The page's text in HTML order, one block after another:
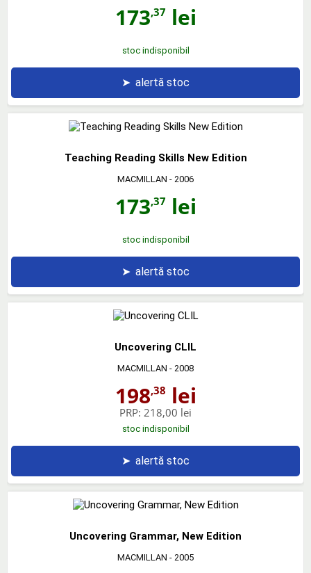
173,37lei
stoc indisponibil
➤ alertă stoc
Teaching Reading Skills New Edition
MACMILLAN - 2006
173,37lei
stoc indisponibil
➤ alertă stoc
Uncovering CLIL
MACMILLAN - 2008
198,38 lei
PRP: 218,00 lei
stoc indisponibil
➤ alertă stoc
Uncovering Grammar, New Edition
MACMILLAN - 2005